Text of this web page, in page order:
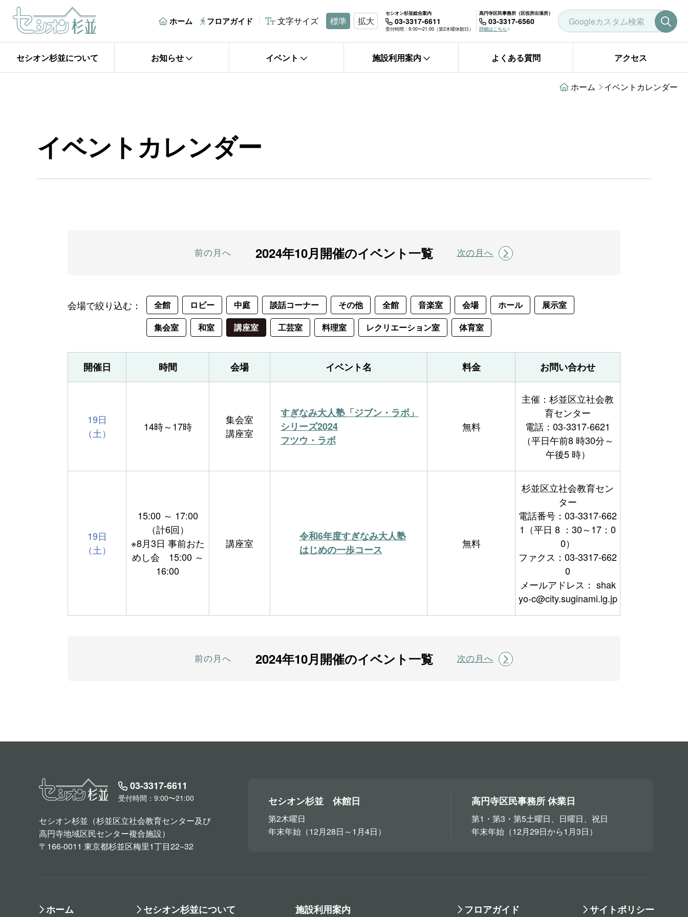
ホーム フロアガイド 文字サイズ 標準 拡大
セシオン杉並総合案内
03-3317-6611
受付時間：9:00〜21:00（第2木曜休館日）
高円寺区民事務所（区役所出張所）
03-3317-6560
詳細はこちら
セシオン杉並について お知らせ イベント 施設利用案内 よくある質問 アクセス
ホーム イベントカレンダー
イベントカレンダー
前の月へ 2024年10月開催のイベント一覧 次の月へ
会場で絞り込む： 全館 ロビー 中庭 談話コーナー その他 全館 音楽室 会場 ホール
展示室
集会室
和室 講座室 工芸室 料理室 レクリエーション室 体育室
開催日 時間 会場 イベント名 料金 お問い合わせ
19日
（土）
14時～17時
集会室
講座室
すぎなみ大人塾「ジブン・ラボ」
シリーズ2024
フツウ・ラボ
無料
主催：杉並区立社会教
育センター
電話：03-3317-6621
（平日午前8 時30分～
午後5 時）
19日
（土）
15:00 ～ 17:00
（計6回）
※8月3日 事前おた
めし会 15:00 ～
16:00
講座室
令和6年度すぎなみ大人塾
はじめの一歩コース
無料
杉並区立社会教育セン
ター
電話番号：03-3317-662
1（平日 8 ：30～17：0
0）
ファクス：03-3317-662
0
メールアドレス： shak
yo-c@city.suginami.lg.jp
前の月へ 2024年10月開催のイベント一覧 次の月へ
03-3317-6611
受付時間：9:00〜21:00
セシオン杉並（杉並区立社会教育センター及び
高円寺地域区民センター複合施設）
〒166-0011 東京都杉並区梅里1丁目22−32
セシオン杉並 休館日
第2木曜日
年末年始（12月28日～1月4日）
高円寺区民事務所 休業日
第1・第3・第5土曜日、日曜日、祝日
年末年始（12月29日から1月3日）
ホーム セシオン杉並について 施設利用案内 フロアガイド サイトポリシー